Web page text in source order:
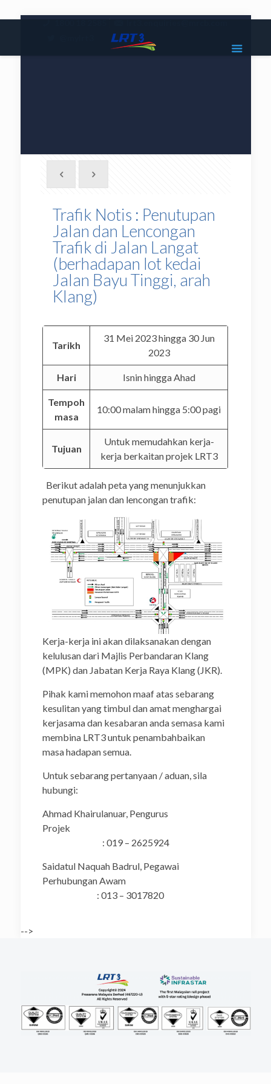
|
Trafik Notis : Penutupan
Jalan dan Lencongan
Trafik di Jalan Langat
(berhadapan lot kedai
Jalan Bayu Tinggi, arah
Klang)
Tarikh
31 Mei 2023 hingga 30 Jun
2023
Hari Isnin hingga Ahad
Tempoh
masa
10:00 malam hingga 5:00 pagi
Tujuan
Untuk memudahkan kerja-
kerja berkaitan projek LRT3
Berikut adalah peta yang menunjukkan
penutupan jalan dan lencongan trafik:
Kerja-kerja ini akan dilaksanakan dengan
kelulusan dari Majlis Perbandaran Klang
(MPK) dan Jabatan Kerja Raya Klang (JKR).
Pihak kami memohon maaf atas sebarang
kesulitan yang timbul dan amat menghargai
kerjasama dan kesabaran anda semasa kami
membina LRT3 untuk penambahbaikan
masa hadapan semua.
Untuk sebarang pertanyaan / aduan, sila
hubungi:
Ahmad Khairulanuar, Pengurus
Projek
: 019 – 2625924
Saidatul Naquah Badrul, Pegawai
Perhubungan Awam
: 013 – 3017820
-->